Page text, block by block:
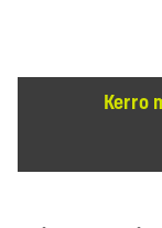
Kerro